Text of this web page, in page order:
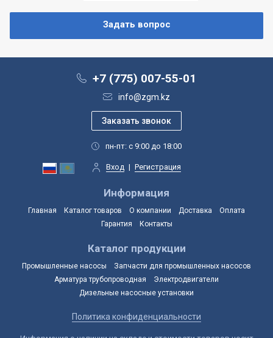
+7 (775) 007-55-01
info@zgm.kz
пн-пт: с 9:00 до 18:00
Вход | Регистрация
Информация
Главная Каталог товаров О компании Доставка
Оплата
Гарантия
Контакты
Каталог продукции
Промышленные насосы
Запчасти для промышленных насосов
Арматура трубопроводная
Электродвигатели
Дизельные насосные установки
Политика конфиденциальности